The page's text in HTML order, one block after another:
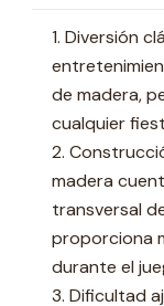
1. Diversión
de madera,
cualquier
2.
madera
transversal
proporciona
durante el
3. Dificultad